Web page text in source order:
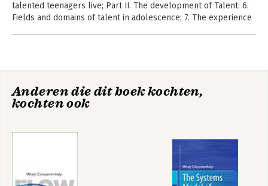
talented teenagers live; Part II. The development of Talent: 6.
Fields and domains of talent in adolescence; 7. The experience
Anderen die dit boek kochten,
kochten ook